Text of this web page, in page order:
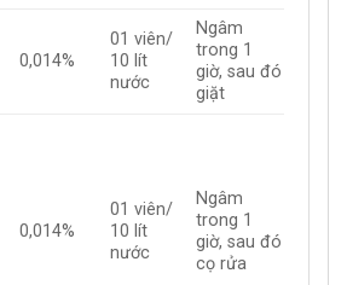
0,014%
01 viên/
10 lít
nước
Ngâm
trong 1
giờ, sau đó
giặt
0,014%
01 viên/
10 lít
nước
Ngâm
trong 1
giờ, sau đó
cọ rửa